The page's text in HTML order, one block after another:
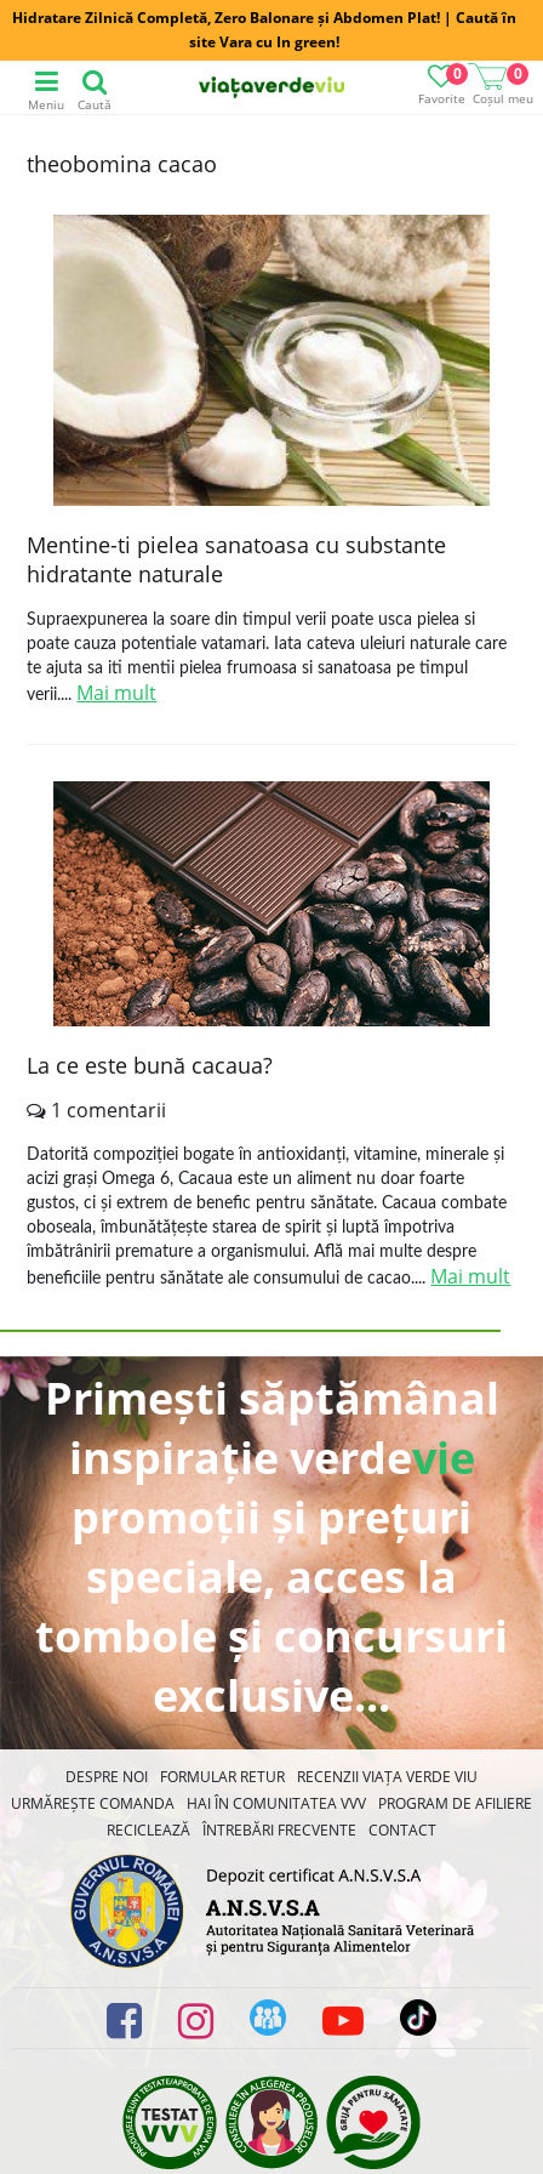
Hidratare Zilnică Completă, Zero Balonare și Abdomen Plat! | Caută în
site Vara cu In green!
Favorite
0
Coșul meu
0
Meniu Caută
theobomina cacao
Mentine-ti pielea sanatoasa cu substante
hidratante naturale
Supraexpunerea la soare din timpul verii poate usca pielea si
poate cauza potentiale vatamari. Iata cateva uleiuri naturale care
te ajuta sa iti mentii pielea frumoasa si sanatoasa pe timpul
verii.... Mai mult
La ce este bună cacaua?
1 comentarii
Datorită compoziției bogate în antioxidanți, vitamine, minerale și
acizi grași Omega 6, Cacaua este un aliment nu doar foarte
gustos, ci și extrem de benefic pentru sănătate. Cacaua combate
oboseala, îmbunătățește starea de spirit și luptă împotriva
îmbătrânirii premature a organismului. Află mai multe despre
beneficiile pentru sănătate ale consumului de cacao.... Mai mult
Primești săptămânal
inspirație verdevie
promoții și prețuri
speciale, acces la
tombole și concursuri
exclusive...
DESPRE NOI FORMULAR RETUR
RECENZII VIAȚA VERDE VIU
URMĂREȘTE COMANDA
HAI ÎN COMUNITATEA VVV
PROGRAM DE AFILIERE
RECICLEAZĂ ÎNTREBĂRI FRECVENTE CONTACT